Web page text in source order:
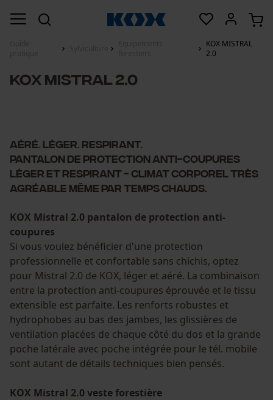
KOX MISTRAL
2.0
KOX MISTRAL 2.0
Aéré. Léger. Respirant.
Pantalon de protection anti-coupures
léger et respirant - climat corporel très
agréable même par temps chauds.
KOX Mistral 2.0 pantalon de protection anti-
coupures
Si vous voulez bénéficier d'une protection
professionnelle et confortable sans chichis, optez
pour Mistral 2.0 de KOX, léger et aéré. La combinaison
entre la protection anti-coupures éprouvée et le tissu
extensible est parfaite. Les renforts robustes et
hydrophobes au bas des jambes, les glissières de
ventilation placées de chaque côté du dos et la grande
poche latérale avec poche intégrée pour le tél. mobile
sont autant de détails techniques bien pensés.
KOX Mistral 2.0 veste forestière